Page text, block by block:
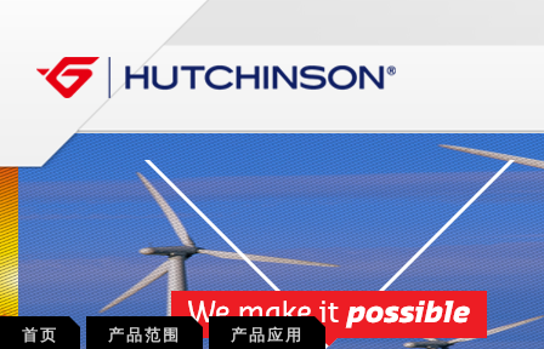
首页 产品范围 产品应用